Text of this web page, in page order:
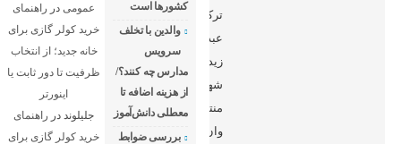
ترکیه
عبدالله
زیدان،
شهردار
منتخب
وان
کشورها است
والدین با تخلف
سرویس
مدارس چه کنند؟/
از هزینه اضافه تا
معطلی دانش‌آموز
بررسی ضوابط
عمومیدر راهنمای
خرید کولر گازی برای
خانه جدید؛ از انتخاب
ظرفیت تا دور ثابت یا
اینورتر
جلیلونددر راهنمای
خرید کولر گازی برای